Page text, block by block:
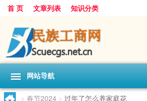
首 页 文章列表 知识分类
网站导航
> 春节2024 > 过年了怎么养家庭花